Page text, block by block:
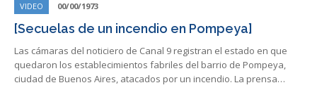
VIDEO 00/00/1973
[Secuelas de un incendio en Pompeya]
Las cámaras del noticiero de Canal 9 registran el estado en que
quedaron los establecimientos fabriles del barrio de Pompeya,
ciudad de Buenos Aires, atacados por un incendio. La prensa…